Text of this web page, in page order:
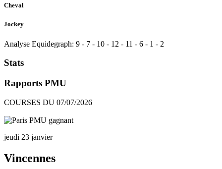
Cheval
Jockey
Analyse Equidegraph: 9 - 7 - 10 - 12 - 11 - 6 - 1 - 2
Stats
Rapports PMU
COURSES DU 07/07/2026
jeudi 23 janvier
Vincennes